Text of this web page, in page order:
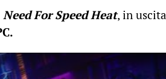
Need For Speed Heat, in uscita